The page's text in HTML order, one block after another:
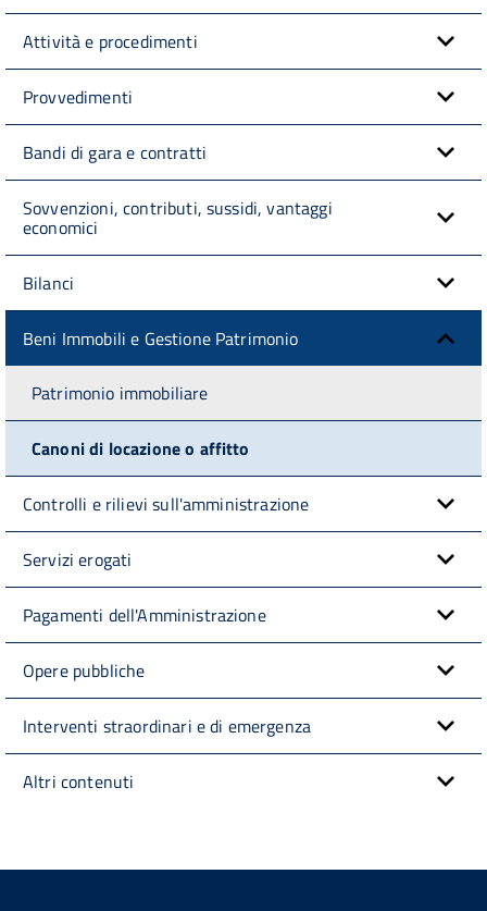
Attività e procedimenti
Provvedimenti
Bandi di gara e contratti
Sovvenzioni, contributi, sussidi, vantaggi
economici
Bilanci
Beni Immobili e Gestione Patrimonio
Patrimonio immobiliare
Canoni di locazione o affitto
Controlli e rilievi sull'amministrazione
Servizi erogati
Pagamenti dell'Amministrazione
Opere pubbliche
Interventi straordinari e di emergenza
Altri contenuti